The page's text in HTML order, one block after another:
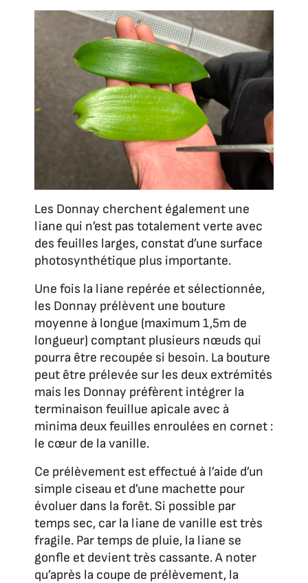
Les Donnay cherchent également une
liane qui n’est pas totalement verte avec
des feuilles larges, constat d’une surface
photosynthétique plus importante.
Une fois la liane repérée et sélectionnée,
les Donnay prélèvent une bouture
moyenne à longue (maximum 1,5m de
longueur) comptant plusieurs nœuds qui
pourra être recoupée si besoin. La bouture
peut être prélevée sur les deux extrémités
mais les Donnay préfèrent intégrer la
terminaison feuillue apicale avec à
minima deux feuilles enroulées en cornet :
le cœur de la vanille.
Ce prélèvement est effectué à l’aide d’un
simple ciseau et d’une machette pour
évoluer dans la forêt. Si possible par
temps sec, car la liane de vanille est très
fragile. Par temps de pluie, la liane se
gonfle et devient très cassante. A noter
qu’après la coupe de prélèvement, la